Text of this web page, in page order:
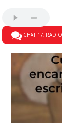
CHAT 17, RADIO